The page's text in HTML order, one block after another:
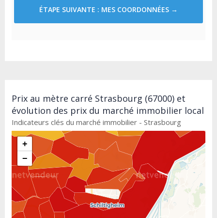
ÉTAPE SUIVANTE : MES COORDONNÉES →
Prix au mètre carré Strasbourg (67000) et
évolution des prix du marché immobilier local
Indicateurs clés du marché immobilier - Strasbourg
+
−